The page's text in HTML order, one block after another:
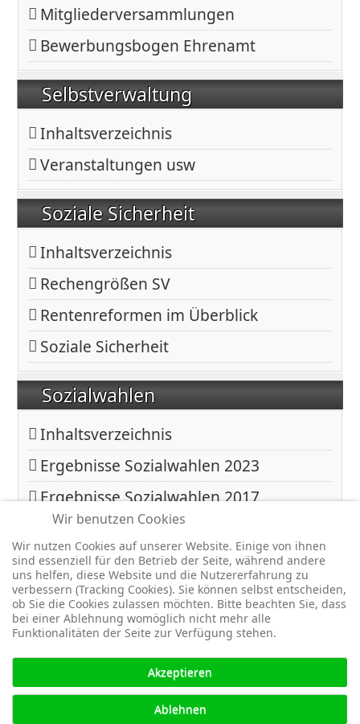
Copyright © 2026 BfA DRV - Gemeinschaft - Für eine starke
Sozialversicherung -. Alle Rechte vorbehalten.
Joomla!ist freie, unter derGNU/GPL-Lizenzveröffentlichte
Software.
↑↑↑
Mitgliederversammlungen
Bewerbungsbogen Ehrenamt
Selbstverwaltung
Inhaltsverzeichnis
Veranstaltungen usw
Soziale Sicherheit
Inhaltsverzeichnis
Rechengrößen SV
Rentenreformen im Überblick
Soziale Sicherheit
Sozialwahlen
Inhaltsverzeichnis
Ergebnisse Sozialwahlen 2023
Ergebnisse Sozialwahlen 2017
Ergebnisse Sozialwahlen 2011
Wir benutzen Cookies
Wir nutzen Cookies auf unserer Website. Einige von ihnen
sind essenziell für den Betrieb der Seite, während andere
uns helfen, diese Website und die Nutzererfahrung zu
verbessern (Tracking Cookies). Sie können selbst entscheiden,
ob Sie die Cookies zulassen möchten. Bitte beachten Sie, dass
bei einer Ablehnung womöglich nicht mehr alle
Funktionalitäten der Seite zur Verfügung stehen.
Akzeptieren
Ablehnen